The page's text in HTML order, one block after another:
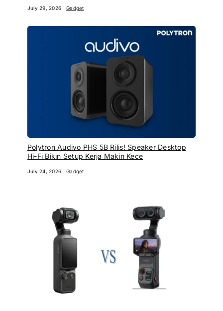
July 29, 2026 Gadget
Polytron Audivo PHS 5B Rilis! Speaker Desktop
Hi-Fi Bikin Setup Kerja Makin Kece
July 24, 2026 Gadget